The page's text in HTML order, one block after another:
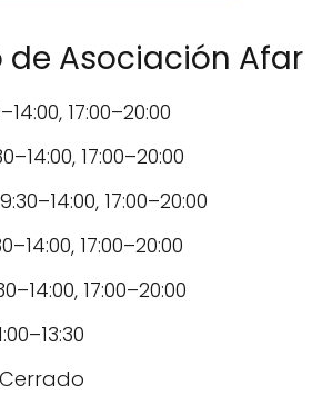
de Asociación Afar
17:00–20:00
17:00–20:00
17:00–20:00
17:00–20:00
17:00–20:00